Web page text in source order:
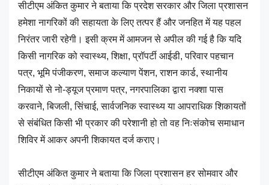
सीटीएम अंकित कुमार ने बताया कि प्रदेश सरकार और जिला प्रशासन
हमेशा नागरिकों की सहायता के लिए तत्पर हैं और जनहित में यह पहल
निरंतर जारी रहेगी। इसी क्रम में आमजन से अपील की गई है कि यदि
किसी नागरिक को स्वास्थ्य, शिक्षा, प्रॉपर्टी आईडी, परिवार पहचान
पत्र, भूमि पंजीकरण, समाज कल्याण पेंशन, राशन कार्ड, स्थानीय
निकायों से नो-ड्यूज प्रमाण पत्र, नगरपालिका द्वारा नक्शा पास
करवाने, बिजली, सिंचाई, सार्वजनिक स्वास्थ्य या आपराधिक शिकायतों
से संबंधित किसी भी प्रकार की परेशानी हो तो वह निःसंकोच समाधान
शिविर में आकर अपनी शिकायत दर्ज कराए।
सीटीएम अंकित कुमार ने बताया कि जिला प्रशासन हर सोमवार और